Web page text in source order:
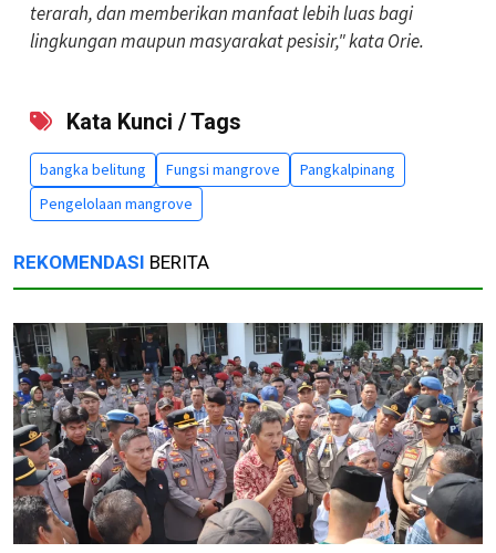
terarah, dan memberikan manfaat lebih luas bagi
lingkungan maupun masyarakat pesisir," kata Orie.
Kata Kunci / Tags
bangka belitung Fungsi mangrove
Pangkalpinang
Pengelolaan mangrove
REKOMENDASI BERITA